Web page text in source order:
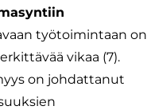
työtoimintaan on
vikaa (7).
on johdattanut